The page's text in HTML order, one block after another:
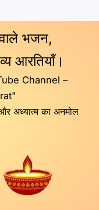
भजन,
आरतियाँ।
Channel –
अध्यात्म का अनमोल